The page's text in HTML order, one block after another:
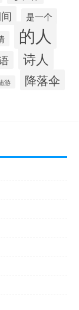
是一个
的人
诗人
游 降落伞